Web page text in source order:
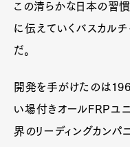
この清らかな日本の習
に伝えていくバスカルチ
だ。
開発を手がけたのは
い場付きオールFRPユ
界のリーディングカンパ